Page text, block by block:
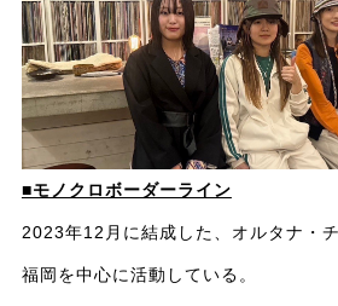
■モノクロボーダーライン
2023年12月に結成した、オルタナ・
福岡を中心に活動している。